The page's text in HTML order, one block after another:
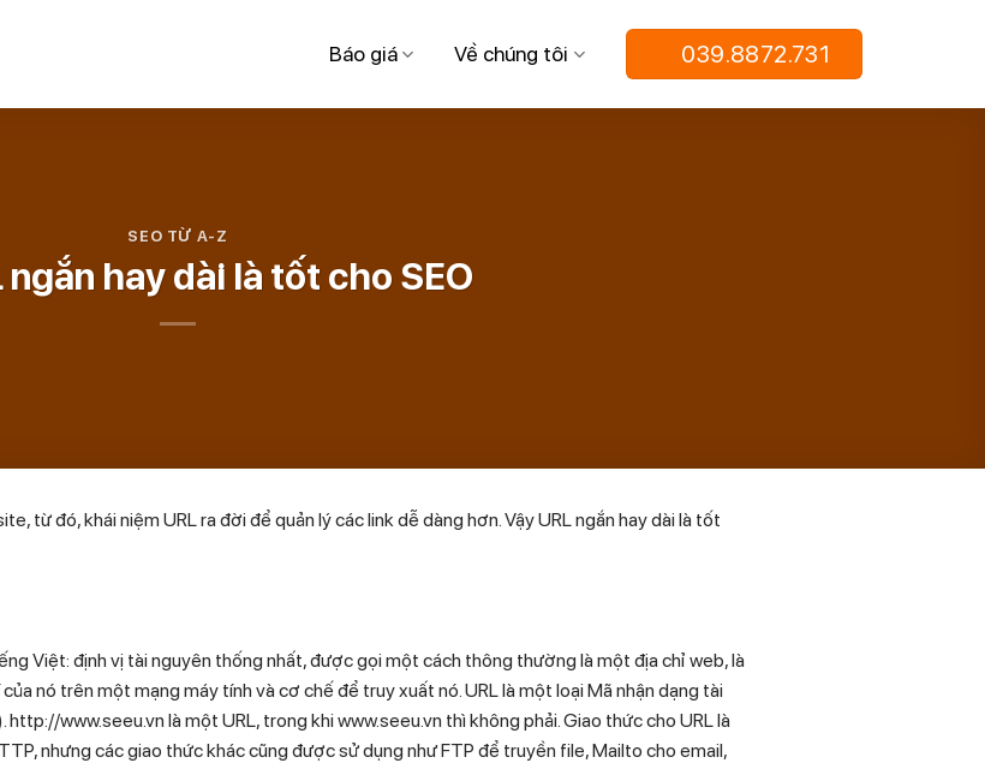
Báo giá Về chúng tôi 039.8872.731
SEO TỪ A-Z
ngắn hay dài là tốt cho SEO
từ đó, khái niệm URL ra đời để quản lý các link dễ dàng hơn. Vậy URL ngắn hay dài là tốt
Việt: định vị tài nguyên thống nhất, được gọi một cách thông thường là một địa chỉ web, là
nó trên một mạng máy tính và cơ chế để truy xuất nó. URL là một loại Mã nhận dạng tài
www.seeu.vn là một URL, trong khi www.seeu.vn thì không phải. Giao thức cho URL là
nhưng các giao thức khác cũng được sử dụng như FTP để truyền file, Mailto cho email,